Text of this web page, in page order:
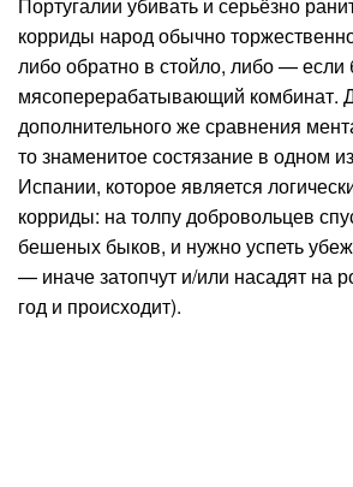
Португалии убивать и серьёзно
корриды народ обычно
либо обратно в стойло, либо —
мясоперерабатывающий комбинат.
дополнительного же сравнения
то знаменитое состязание в одном
Испании, которое является
корриды: на толпу добровольцев
бешеных быков, и нужно успеть
— иначе затопчут и/или насадят на
год и происходит).